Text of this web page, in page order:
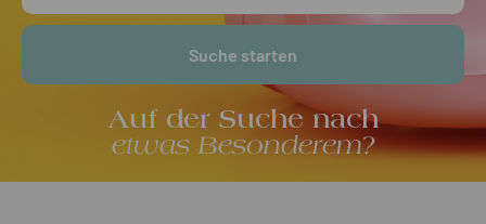
Auf der Suche nach
etwas Besonderem?
Suche starten